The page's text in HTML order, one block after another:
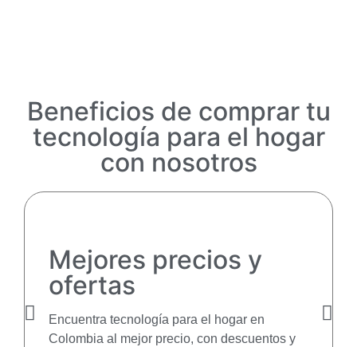
Beneficios de comprar tu
tecnología para el hogar
con nosotros
Mejores precios y
ofertas
Encuentra tecnología para el hogar en
Colombia al mejor precio, con descuentos y